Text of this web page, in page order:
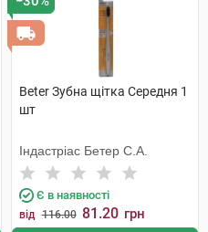
Beter Зубна щітка Середня 1
шт
Індастріас Бетер С.А.
Є в наявності
від 116.00 81.20 грн